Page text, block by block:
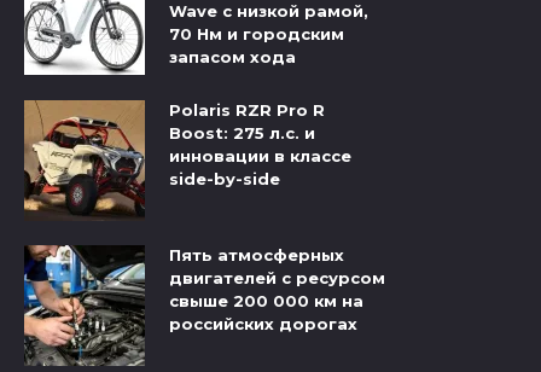
Wave с низкой рамой,
70 Нм и городским
запасом хода
Polaris RZR Pro R
Boost: 275 л.с. и
инновации в классе
side-by-side
Пять атмосферных
двигателей с ресурсом
свыше 200 000 км на
российских дорогах